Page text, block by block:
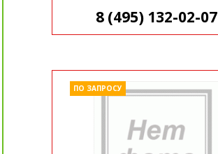
8 (495) 132-02-07
ПО ЗАПРОСУ